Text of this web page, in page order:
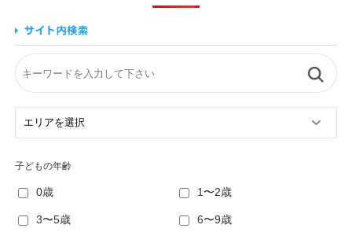
子どもの年齢
0歳 1〜2歳
3〜5歳 6〜9歳